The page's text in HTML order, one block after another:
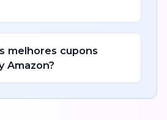
melhores cupons
Amazon?